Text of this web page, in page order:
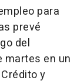
para
prevé
del
martes en un
y